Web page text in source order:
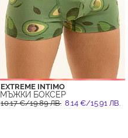
EXTREME INTIMO
МЪЖКИ БОКСЕР
10.17 €/19.89 ЛВ. 8.14 €/15.91 ЛВ.